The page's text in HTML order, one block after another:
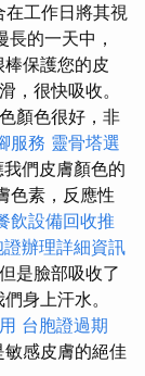
在工作日將其視
長的一天中，
保護您的皮
，很快吸收。
顏色很好，非
服務 靈骨塔選
們皮膚顏色的
色素，反應性
飲設備回收推
證辦理詳細資訊
是臉部吸收了
身上汗水。
台胞證過期
感皮膚的絕佳